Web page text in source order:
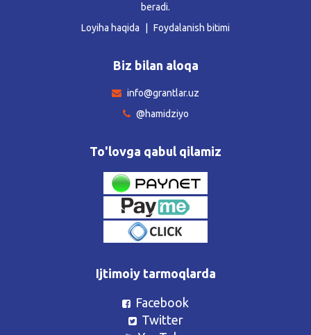
beradi.
Loyiha haqida
Foydalanish bitimi
Biz bilan aloqa
info@grantlar.uz
@hamidziyo
To'lovga qabul qilamiz
Ijtimoiy tarmoqlarda
Facebook
Twitter